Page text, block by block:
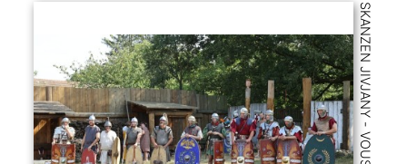
SKANZEN JIVJANY - VOUSŮV KMEN